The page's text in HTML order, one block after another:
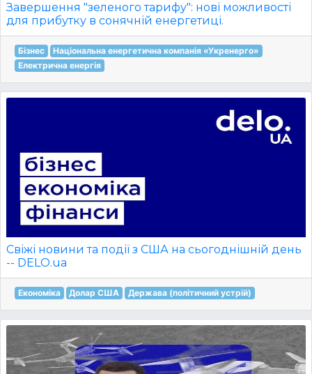
Завершення "зеленого тарифу": нові можливості
для прибутку в сонячній енергетиці.
Бізнес
Національна енергетична компанія «Укренерго»
Електрична енергія
Свіжі новини та події з США на сьогоднішній день
-- DELO.ua
Економіка Долар США Держава (політичний устрій)